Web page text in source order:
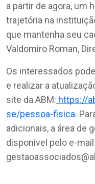
a partir de agora, um
trajetória na
que mantenha seu
Valdomiro Roman,
Os interessados
e realizar a
site da ABM: https://
se/pessoa-fisica.
adicionais, a área de
disponível pelo e-mail